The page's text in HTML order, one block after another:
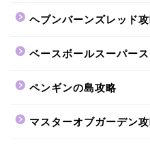
ヘブンバーンズレッド
ベースボールスーパー
ペンギンの島攻略
マスターオブガーデン